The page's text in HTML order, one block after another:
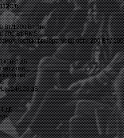
Вт/1200 Вт пик
600 Вт RMS
выбора мощности 200 Вт / 100
кГц-6 дБ
катушки
катушки
124/128 дБ
дБ